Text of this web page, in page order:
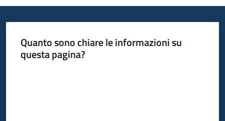
Quanto sono chiare le informazioni su
questa pagina?